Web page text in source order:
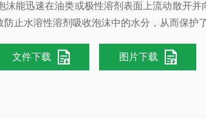
能迅速在油类或极性溶剂表面上流动散开
止水溶性溶剂吸收泡沫中的水分，从而保
文件下载 图片下载